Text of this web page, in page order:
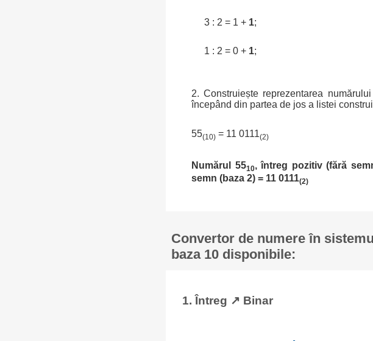
3 : 2 = 1 + 1;
1 : 2 = 0 + 1;
2. Construiește reprezentarea
începând din partea de jos a listei
55(10) = 11 0111(2)
Numărul 5510, întreg pozitiv (fără
semn (baza 2) = 11 0111(2)
Convertor de numere în
baza 10 disponibile:
1. Întreg ↗ Binar